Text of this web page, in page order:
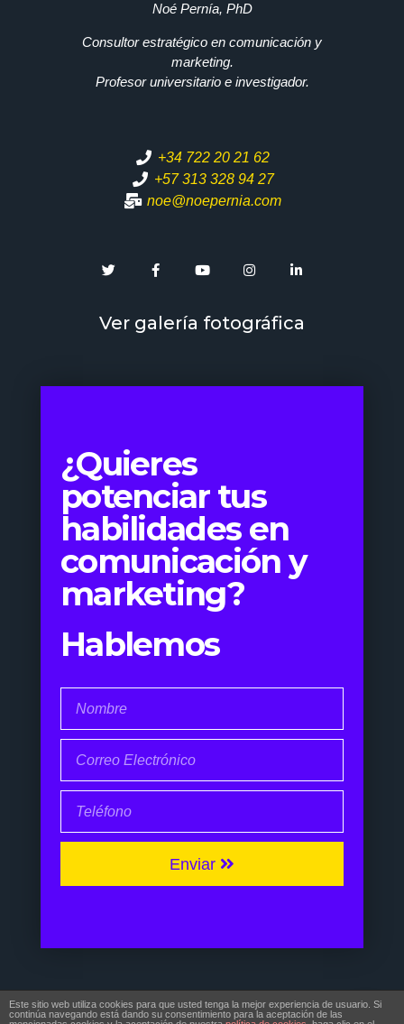
Noé Pernía, PhD
Consultor estratégico en comunicación y
marketing.
Profesor universitario e investigador.
+34 722 20 21 62
+57 313 328 94 27
noe@noepernia.com
Ver galería fotográfica
¿Quieres
potenciar tus
habilidades en
comunicación y
marketing?
Hablemos
Enviar
© Copyright 2017 | Noé Pernía
Este sitio web utiliza cookies para que usted tenga la mejor experiencia de usuario. Si
continúa navegando está dando su consentimiento para la aceptación de las